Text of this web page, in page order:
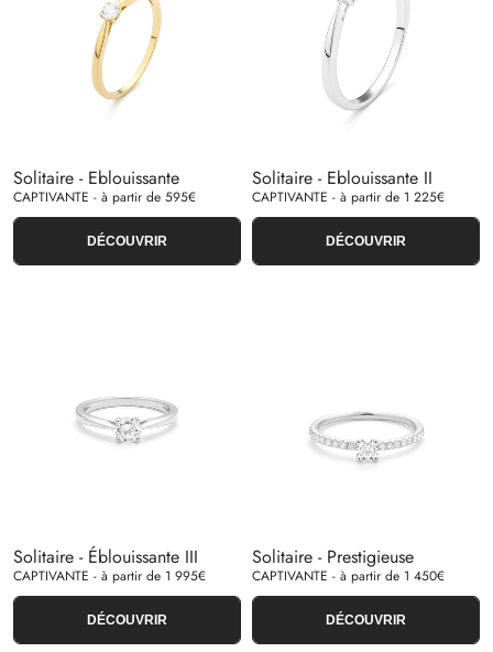
Solitaire - Eblouissante
CAPTIVANTE - à partir de 595€
DÉCOUVRIR
Solitaire - Eblouissante II
CAPTIVANTE - à partir de 1 225€
DÉCOUVRIR
Solitaire - Éblouissante III
CAPTIVANTE - à partir de 1 995€
DÉCOUVRIR
Solitaire - Prestigieuse
CAPTIVANTE - à partir de 1 450€
DÉCOUVRIR